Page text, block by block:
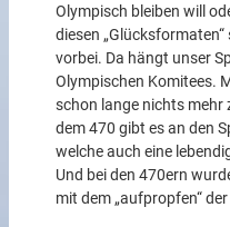
Olympisch bleiben will
diesen
vorbei. Da hängt unser
Olympischen Komitees.
schon lange nichts mehr
dem 470 gibt es an den
welche auch eine
Und bei den 470ern
mit dem „aufpropfen“